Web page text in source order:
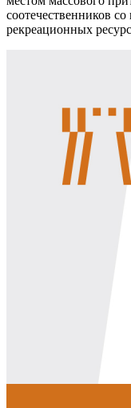
соотечественников
рекреационных